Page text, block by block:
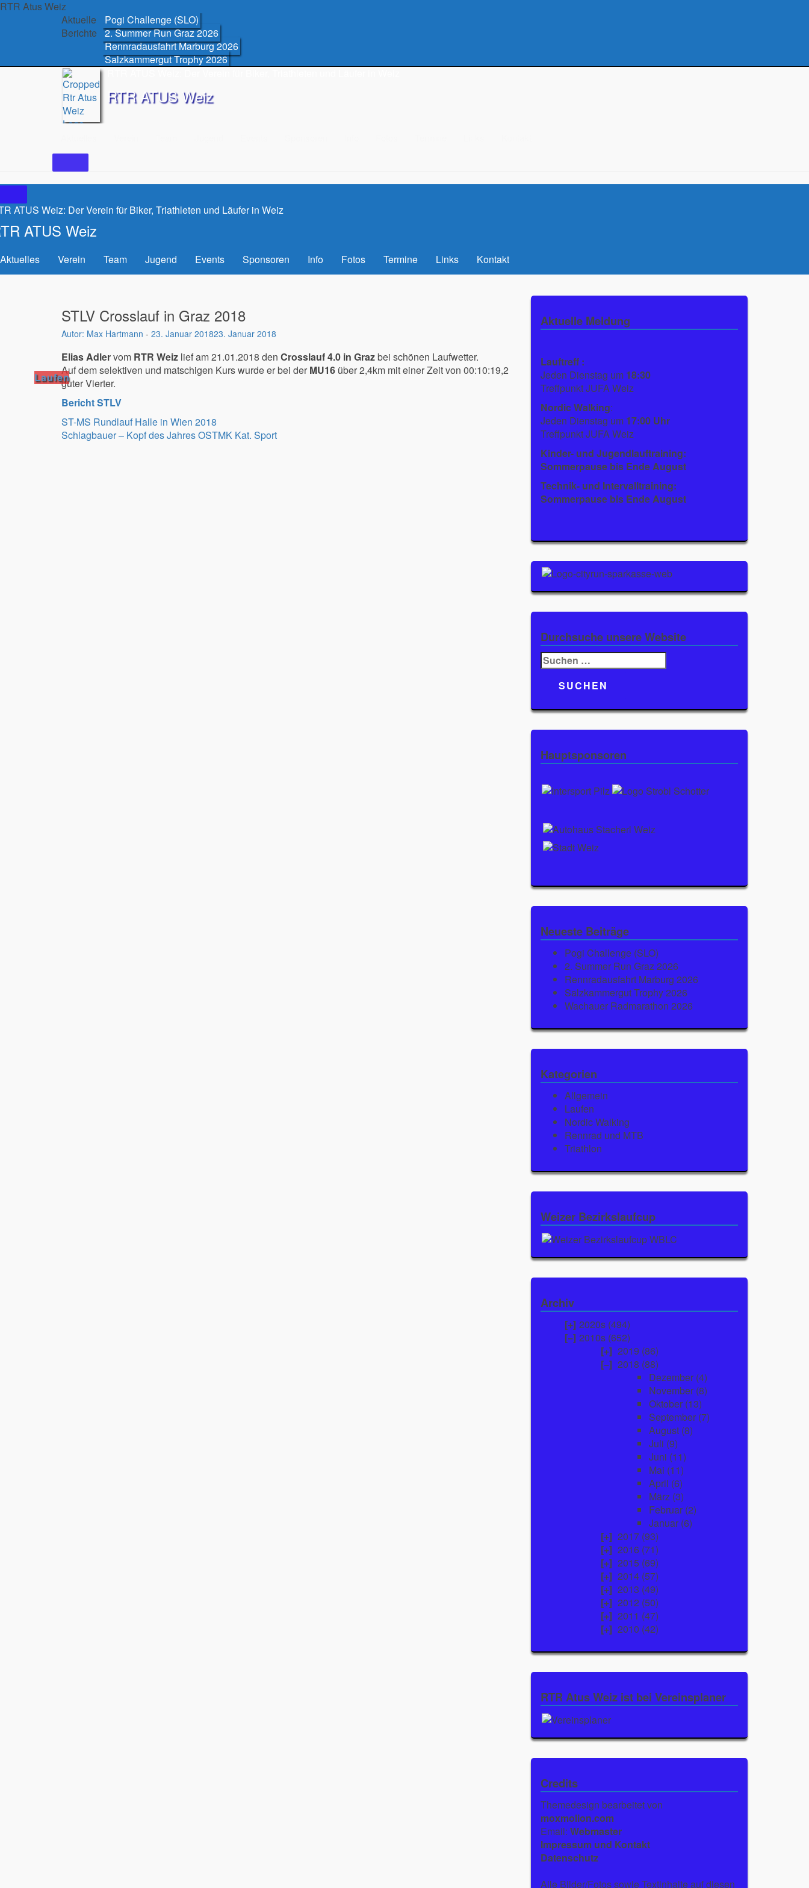
Skip
RTR Atus Weiz
Aktuelle
Berichte
Pogi Challenge (SLO)
2. Summer Run Graz 2026
Rennradausfahrt Marburg 2026
Salzkammergut Trophy 2026
RTR ATUS Weiz
ATUS Weiz: Der Verein für Biker, Triathleten und Läufer in Weiz
ATUS Weiz
Aktuelles Verein Team Jugend Events Sponsoren Info Fotos Termine Links Kontakt
Laufen
STLV Crosslauf in Graz 2018
Max Hartmann - 23. Januar 201823. Januar 2018
Elias Adlervom RTR Weiz lief am 21.01.2018 den Crosslauf 4.0 in Grazbei schönen Laufwetter.
Auf dem selektiven und matschigen Kurs wurde er bei der MU16 über 2,4km mit einer Zeit von 00:10:19,2
guter Vierter.
Bericht STLV
Beitragsnavigation
ST-MS Rundlauf Halle in Wien 2018
Schlagbauer – Kopf des Jahres OSTMK Kat. Sport
Aktuelle Meldung
Lauftreff :
Jeden Dienstag um 18:30
Treffpunkt JUFA Weiz
Nordic Walking:
Jeden Dienstag um 17:00 Uhr
Treffpunkt JUFA Weiz
Kinder- und Jugendlauftraining:
Sommerpause bis Ende August
Technik- und Intervalltraining:
Sommerpause bis Ende August
Durchsuche unsere Website
Suchen
nach:
Hauptsponsoren
Neueste Beiträge
Pogi Challenge (SLO)
2. Summer Run Graz 2026
Rennradausfahrt Marburg 2026
Salzkammergut Trophy 2026
Wachauer Radmarathon 2026
Kategorien
Allgemein
Laufen
Nordic Walking
Rennrad und MTB
Triathlon
Weizer Bezirkslaufcup
Archiv
2020s (494)
2010s (652)
2019 (86)
2018 (88)
Dezember (4)
November (8)
Oktober (13)
September (7)
August (8)
Juli (9)
Juni (11)
Mai (11)
April (6)
März (3)
Februar (2)
Januar (6)
2017 (93)
2016 (71)
2015 (69)
2014 (57)
2013 (49)
2012 (50)
2011 (47)
2010 (42)
RTR Atus Weiz ist bei Vereinsplaner
Credits
Themedesign bearbeitet von
moxmolion.com
Email: Webmaster
Impressum und Kontakt
Datenschutz
Alle Bilder/Fotos sowie Textinhalte auf diesen